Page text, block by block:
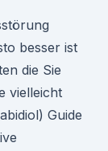
besser ist
die Sie
vielleicht
Guide